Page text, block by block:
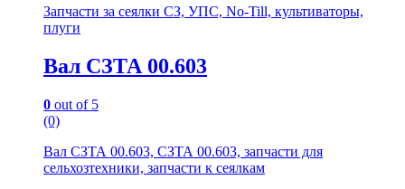
Запчасти за сеялки СЗ, УПС, No-Till, культиваторы,
плуги
Вал СЗТА 00.603
0 out of 5
(0)
Вал СЗТА 00.603, СЗТА 00.603, запчасти для
сельхозтехники, запчасти к сеялкам